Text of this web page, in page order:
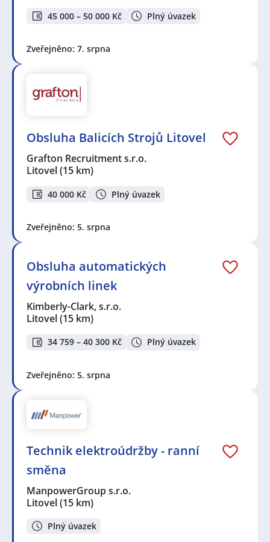
45 000 – 50 000 Kč Plný úvazek
Zveřejněno: 7. srpna
Obsluha Balicích Strojů Litovel
Grafton Recruitment s.r.o.
Litovel(15 km)
40 000 Kč Plný úvazek
Zveřejněno: 5. srpna
Obsluha automatických
výrobních linek
Kimberly-Clark, s.r.o.
Litovel(15 km)
34 759 – 40 300 Kč Plný úvazek
Zveřejněno: 5. srpna
Technik elektroúdržby - ranní
směna
ManpowerGroup s.r.o.
Litovel(15 km)
Plný úvazek